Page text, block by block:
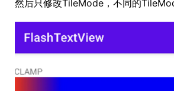
然后只修改TileMode，不同的